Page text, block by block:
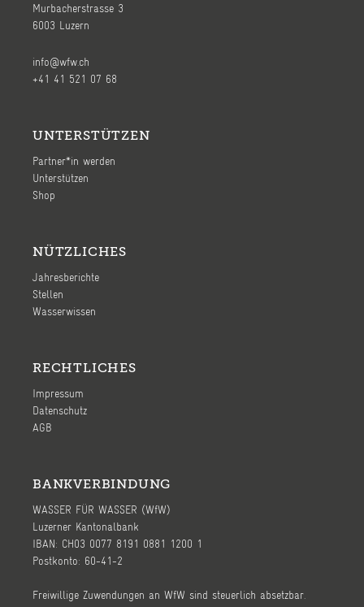
Murbacherstrasse 3
6003 Luzern
info@wfw.ch
+41 41 521 07 68
UNTERSTÜTZEN
Partner*in werden
Unterstützen
Shop
NÜTZLICHES
Jahresberichte
Stellen
Wasserwissen
RECHTLICHES
Impressum
Datenschutz
AGB
BANKVERBINDUNG
WASSER FÜR WASSER (WfW)
Luzerner Kantonalbank
IBAN: CH03 0077 8191 0881 1200 1
Postkonto: 60-41-2
Freiwillige Zuwendungen an WfW sind steuerlich absetzbar.